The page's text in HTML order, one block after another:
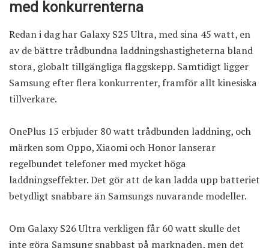
med konkurrenterna
Redan i dag har Galaxy S25 Ultra, med sina 45 watt, en
av de bättre trådbundna laddningshastigheterna bland
stora, globalt tillgängliga flaggskepp. Samtidigt ligger
Samsung efter flera konkurrenter, framför allt kinesiska
tillverkare.
OnePlus 15 erbjuder 80 watt trådbunden laddning, och
märken som Oppo, Xiaomi och Honor lanserar
regelbundet telefoner med mycket höga
laddningseffekter. Det gör att de kan ladda upp batteriet
betydligt snabbare än Samsungs nuvarande modeller.
Om Galaxy S26 Ultra verkligen får 60 watt skulle det
inte göra Samsung snabbast på marknaden, men det